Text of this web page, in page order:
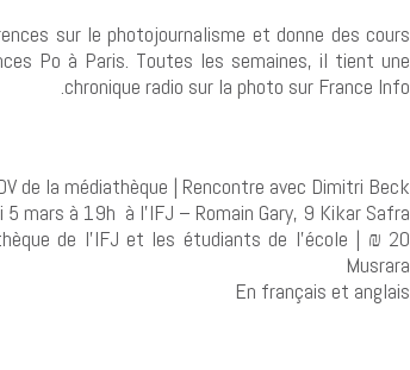
sur le photojournalisme et donne des cours
Po à Paris. Toutes les semaines, il tient une
chronique radio sur la photo sur France Info.
de la médiathèque | Rencontre avec Dimitri Beck
5 mars à 19h à l'IFJ – Romain Gary, 9 Kikar Safra.
de l'IFJ et les étudiants de l'école
Musrara
En français et anglais